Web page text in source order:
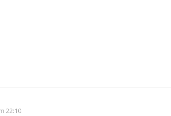
22:10